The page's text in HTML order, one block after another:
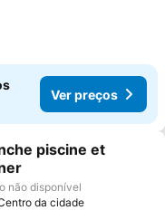
Ver preços
aos favoritos
piscine et
não disponível
da cidade